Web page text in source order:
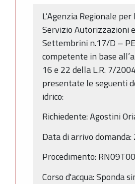
L’Agenzia Regionale
Servizio Autorizzazioni
Settembrini n.17/D –
competente in base
16 e 22 della L.R. 7/
presentate le seguenti
idrico:
Richiedente: Agostini
Data di arrivo
Procedimento:
Corso d'acqua: Sponda